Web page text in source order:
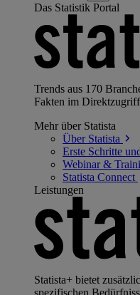
Das Statistik Portal
Trends aus 170
Fakten im
Mehr über Statista
Über Statista
Erste Schritte
Webinar &
Statista Connect
Leistungen
Statista+ bietet
spezifischen